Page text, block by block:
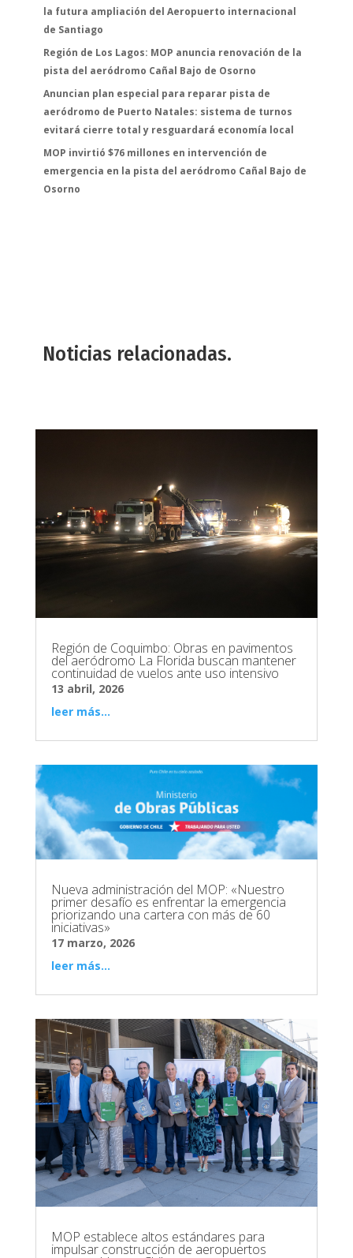
la futura ampliación del Aeropuerto internacional
de Santiago
Región de Los Lagos: MOP anuncia renovación de la
pista del aeródromo Cañal Bajo de Osorno
Anuncian plan especial para reparar pista de
aeródromo de Puerto Natales: sistema de turnos
evitará cierre total y resguardará economía local
MOP invirtió $76 millones en intervención de
emergencia en la pista del aeródromo Cañal Bajo de
Osorno
Noticias relacionadas.
Región de Coquimbo: Obras en pavimentos
del aeródromo La Florida buscan mantener
continuidad de vuelos ante uso intensivo
13 abril, 2026
leer más...
Nueva administración del MOP: «Nuestro
primer desafío es enfrentar la emergencia
priorizando una cartera con más de 60
iniciativas»
17 marzo, 2026
leer más...
MOP establece altos estándares para
impulsar construcción de aeropuertos